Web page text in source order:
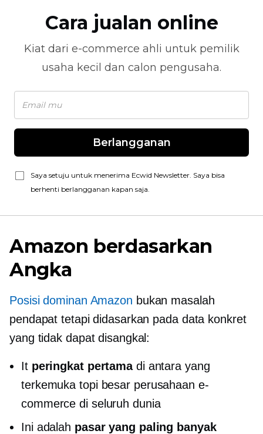
Cara jualan online
Kiat dari e-commerce ahli untuk pemilik
usaha kecil dan calon pengusaha.
Berlangganan
Saya setuju untuk menerima Ecwid Newsletter. Saya bisa
berhenti berlangganan kapan saja.
Amazon berdasarkan
Angka
Posisi dominan Amazon bukan masalah
pendapat tetapi didasarkan pada data konkret
yang tidak dapat disangkal:
It peringkat pertamadi antara yang
terkemukatopi besar perusahaan e-
commerce di seluruh dunia
Ini adalah pasar yang paling banyak